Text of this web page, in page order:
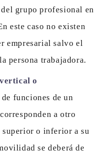
grupo profesional en
este caso no existen
empresarial salvo el
persona trabajadora.
o
funciones de un
a otro
superior o inferior a su
se deberá de